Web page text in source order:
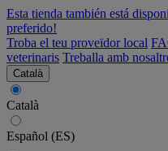
Esta tienda también está
preferido!
Troba el teu proveïdor local
veterinaris Treballa amb
Català
Català
Español (ES)